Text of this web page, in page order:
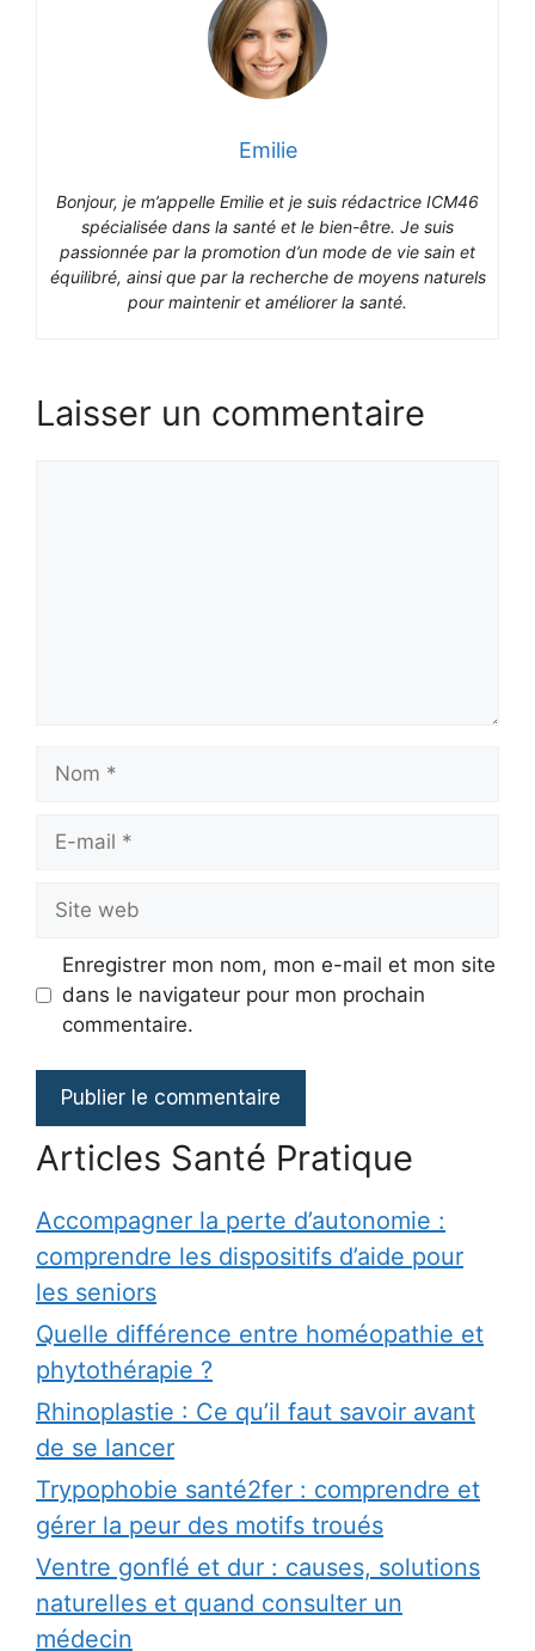
Emilie
Bonjour, je m’appelle Emilie et je suis rédactrice ICM46
spécialisée dans la santé et le bien-être. Je suis
passionnée par la promotion d’un mode de vie sain et
équilibré, ainsi que par la recherche de moyens naturels
pour maintenir et améliorer la santé.
Laisser un commentaire
mail
web
Enregistrer mon nom, mon e-mail et mon site
dans le navigateur pour mon prochain
commentaire.
Articles Santé Pratique
Accompagner la perte d’autonomie :
comprendre les dispositifs d’aide pour
les seniors
Quelle différence entre homéopathie et
phytothérapie ?
Rhinoplastie : Ce qu’il faut savoir avant
de se lancer
Trypophobie santé2fer : comprendre et
gérer la peur des motifs troués
Ventre gonflé et dur : causes, solutions
naturelles et quand consulter un
médecin